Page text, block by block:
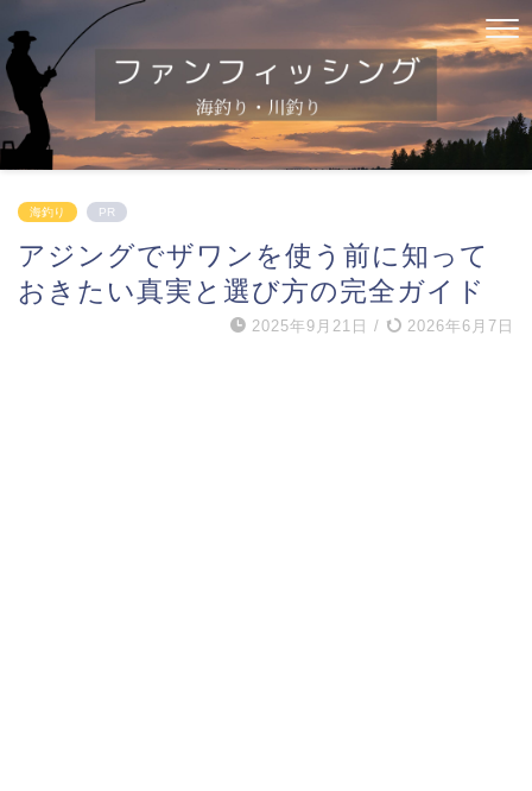
海釣り PR
アジングでザワンを使う前に知って
おきたい真実と選び方の完全ガイド
2025年9月21日 / 2026年6月7日